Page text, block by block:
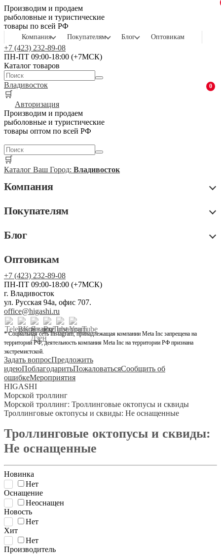
Производим и продаем
рыболовные и туристические
товары по всей РФ
Компания Покупателям Блог Оптовикам
+7 (423) 232-89-08
ПН-ПТ 09:00-18:00 (+7МСК)
Каталог товаров
Владивосток
🛒
0
Авторизация
Производим и продаем
рыболовные и туристические
товары оптом по всей РФ
🛒
Каталог Ваш Город: Владивосток
Компания
Покупателям
Блог
Оптовикам
+7 (423) 232-89-08
ПН-ПТ 09:00-18:00 (+7МСК)
г. Владивосток
ул. Русская 94а, офис 707.
office@higashi.ru
* Социальная сеть Instagram, принадлежащая компании Meta Inc запрещена на
территории РФ, деятельность компания Meta Inc на территории РФ признана
экстремистской.
Задать вопросПредложить
идеюПоблагодаритьПожаловатьсяСообщить об
ошибкеМероприятия
HIGASHI
Морской троллинг
Морской троллинг: Троллинговые октопусы и сквиды
Троллинговые октопусы и сквиды: Не оснащенные
Троллинговые октопусы и сквиды:
Не оснащенные
Новинка
Нет
Оснащение
Неоснащен
Новость
Нет
Хит
Нет
Производитель